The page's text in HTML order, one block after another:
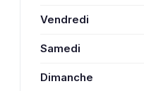
Vendredi
Samedi
Dimanche